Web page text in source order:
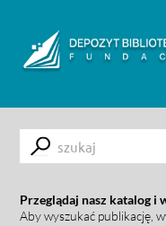
Submit
Przeglądaj nasz katalog
Aby wyszukać publikację,